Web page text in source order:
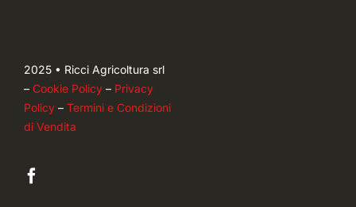
2025 • Ricci Agricoltura srl
– Cookie Policy– Privacy
Policy– Termini e Condizioni
di Vendita